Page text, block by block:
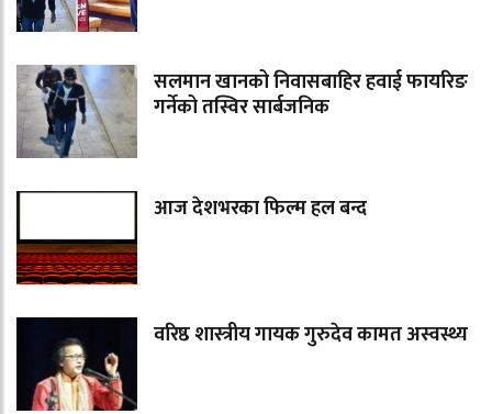
सलमान खानको निवासबाहिर हवाई फायरिङ
गर्नेको तस्विर सार्बजनिक
आज देशभरका फिल्म हल बन्द
वरिष्ठ शास्त्रीय गायक गुरुदेव कामत अस्वस्थ्य